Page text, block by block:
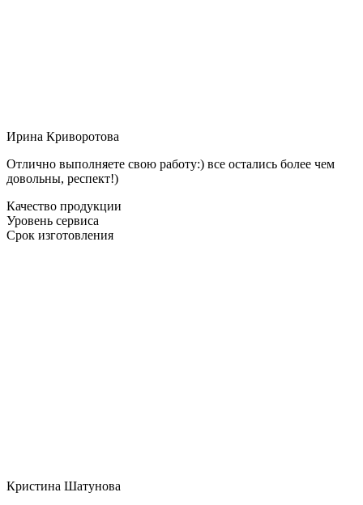
Ирина Криворотова
Отлично выполняете свою работу:) все остались более чем
довольны, респект!)
Качество продукции
Уровень сервиса
Срок изготовления
Кристина Шатунова